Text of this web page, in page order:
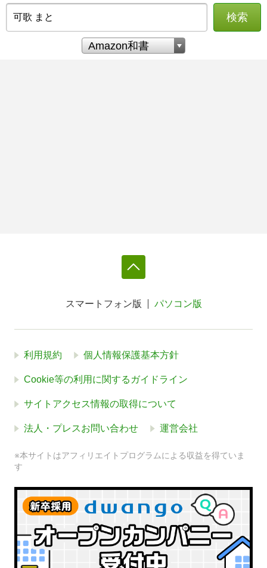
検索
スマートフォン版 パソコン版
利用規約 個人情報保護基本方針
Cookie等の利用に関するガイドライン
サイトアクセス情報の取得について
法人・プレスお問い合わせ 運営会社
※本サイトはアフィリエイトプログラムによる収益を得ていま
す